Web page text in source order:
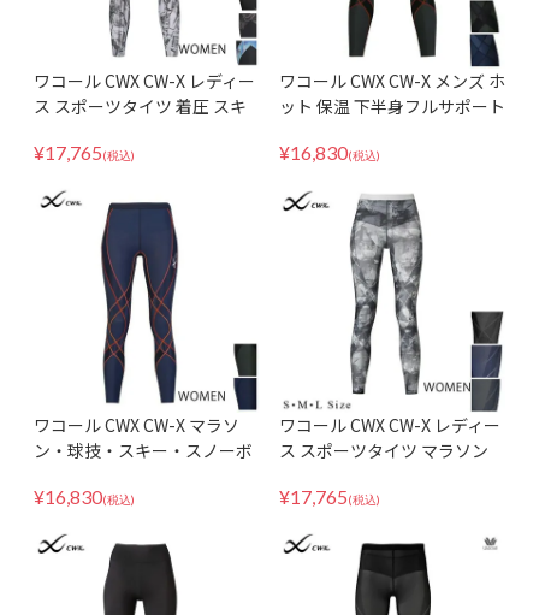
ワコール CWX CW-X レディー
ス スポーツタイツ 着圧 スキ
ェネレーターモデル2.0 HZY3
¥17,765(税込)
ワコール CWX CW-X メンズ ホ
ット 保温 下半身フルサポート
ノーボードに スポーツタイツ
¥16,830(税込)
ワコール CWX CW-X マラソ
ン・球技・スキー・スノーボ
モデル ホット 冬 保温 あった
¥16,830(税込)
ワコール CWX CW-X レディー
ス スポーツタイツ マラソン
ールタイプ HZY279
¥17,765(税込)